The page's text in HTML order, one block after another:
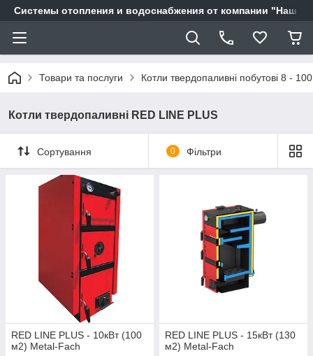
Системы отопления и водоснабжения от компании "Наш
Товари та послуги Котли твердопаливні побутові 8 - 100
Котли твердопаливні RED LINE PLUS
Сортування 0 Фільтри
RED LINE PLUS - 10кВт (100
м2) Metal-Fach
RED LINE PLUS - 15кВт (130
м2) Metal-Fach